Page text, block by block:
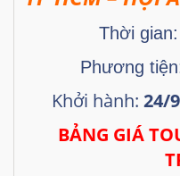
Thời gian:
Phương
Khởi hành: 24/
BẢNG GIÁ